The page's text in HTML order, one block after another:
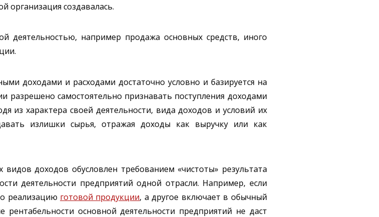
организация создавалась.
деятельностью, например продажа основных средств, иного
доходами и расходами достаточно условно и базируется на
разрешено самостоятельно признавать поступления доходами
из характера своей деятельности, вида доходов и условий их
излишки сырья, отражая доходы как выручку или как
доходов обусловлен требованием «чистоты» результата
деятельности предприятий одной отрасли. Например, если
реализацию готовой продукции, а другое включает в обычный
основной деятельности предприятий не даст